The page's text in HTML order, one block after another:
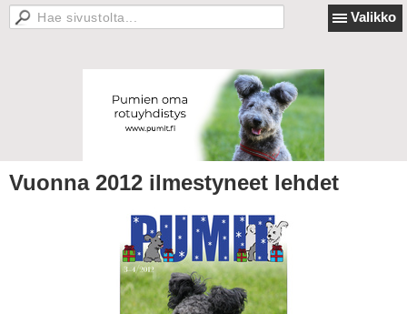
Valikko
Vuonna 2012 ilmestyneet lehdet